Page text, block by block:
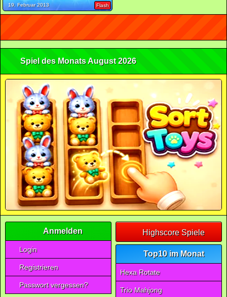
19. Februar 2013 Flash
Spiel des Monats August 2026
Anmelden
Login
Registrieren
Passwort vergessen?
Highscore Spiele
Top10 im Monat
Hexa Rotate
Trio Mahjong